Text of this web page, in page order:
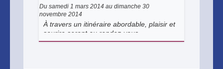
Du samedi 1 mars 2014 au dimanche 30
novembre 2014
À travers un itinéraire abordable, plaisir et
sourire seront au rendez-vous.
Propositions sur mesure en fonction de